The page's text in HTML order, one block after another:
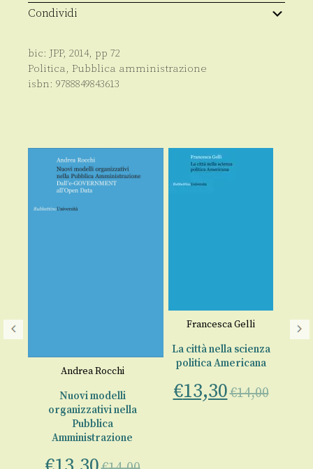
Condividi
bic: JPP, 2014, pp 72
Politica, Pubblica amministrazione
isbn: 9788849843613
Andrea Rocchi
Nuovi modelli
organizzativi nella
Pubblica
Amministrazione
Francesca Gelli
La città nella scienza
politica Americana
€13,30€14,00